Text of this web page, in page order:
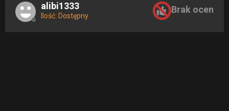
alibi1333
Ilość: Dostępny
Brak ocen